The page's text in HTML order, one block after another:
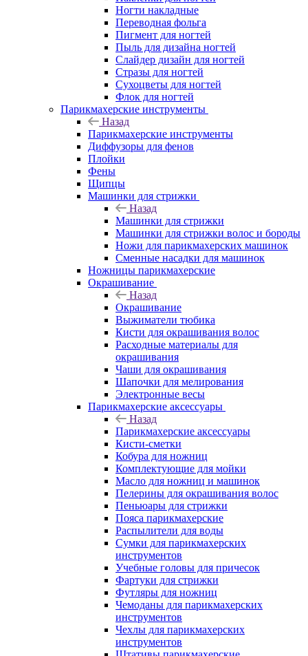
Ногти накладные
Переводная фольга
Пигмент для ногтей
Пыль для дизайна ногтей
Слайдер дизайн для ногтей
Стразы для ногтей
Сухоцветы для ногтей
Флок для ногтей
Парикмахерские инструменты
Назад
Парикмахерские инструменты
Диффузоры для фенов
Плойки
Фены
Щипцы
Машинки для стрижки
Назад
Машинки для стрижки
Машинки для стрижки волос и бороды
Ножи для парикмахерских машинок
Сменные насадки для машинок
Ножницы парикмахерские
Окрашивание
Назад
Окрашивание
Выжиматели тюбика
Кисти для окрашивания волос
Расходные материалы для
окрашивания
Чаши для окрашивания
Шапочки для мелирования
Электронные весы
Парикмахерские аксессуары
Назад
Парикмахерские аксессуары
Кисти-сметки
Кобура для ножниц
Комплектующие для мойки
Масло для ножниц и машинок
Пелерины для окрашивания волос
Пеньюары для стрижки
Пояса парикмахерские
Распылители для воды
Сумки для парикмахерских
инструментов
Учебные головы для причесок
Фартуки для стрижки
Футляры для ножниц
Чемоданы для парикмахерских
инструментов
Чехлы для парикмахерских
инструментов